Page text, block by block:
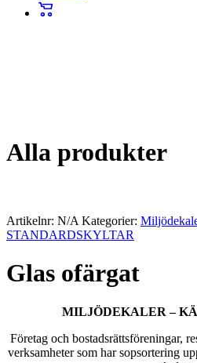
Alla produkter
Artikelnr: N/A Kategorier:
STANDARDSKYLTAR
Glas ofärgat
MILJÖDEKALER –
Företag och bostadsrättsföreningar,
verksamheter som har sopsortering